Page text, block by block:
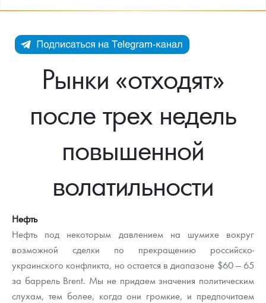
Каталог Монет
Инвестиционные монеты
Монеты Царской России
Монеты стран мира после 1950г
Георгий Победоносец
Аксессуары
Год Лошади
Инфо
Как сделать заказ
Памятка для работы с монетами из драгметаллов
Монеты
Аналитика и события
Итоги 2025 года. Прогноз курсов золота, серебра, платины на
Скупка слитков
Наши преимущества
Пресс-служба
Рынки «отходят»
после трех недель
повышенной
волатильности
Нефть
Нефть под некоторым давлением на шумихе вокруг
возможной сделки по прекращению российско-
украинского конфликта, но остается в диапазоне $60 — 65
за баррель Brent. Мы не придаем значения политическим
слухам, тем более, когда они громкие, и предпочитаем